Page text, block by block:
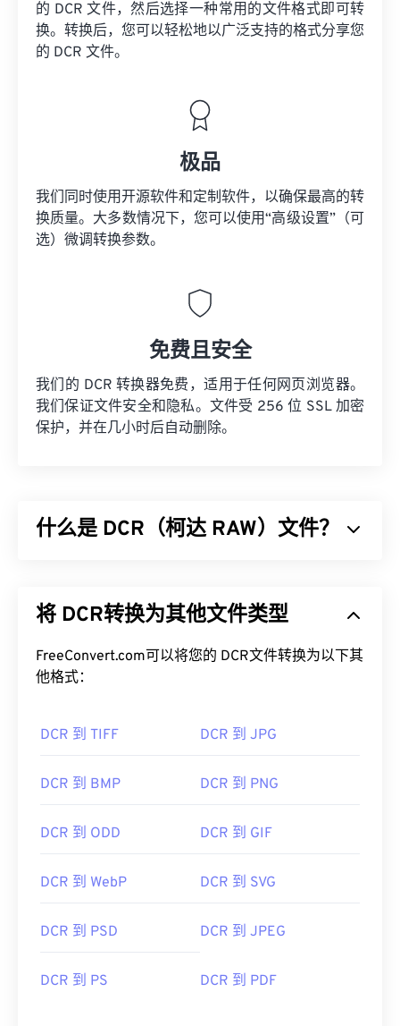
的 DCR 文件，然后选择一种常用的文件格式即可转
换。转换后，您可以轻松地以广泛支持的格式分享您
的 DCR 文件。
极品
我们同时使用开源软件和定制软件，以确保最高的转
换质量。大多数情况下，您可以使用“高级设置”（可
选）微调转换参数。
免费且安全
我们的 DCR 转换器免费，适用于任何网页浏览器。
我们保证文件安全和隐私。文件受 256 位 SSL 加密
保护，并在几小时后自动删除。
什么是 DCR（柯达 RAW）文件？
(DCS)系列相机，并附带专用软件。虽然柯达于
仍然支持 DCR 格式。
DCR 可以通过柯达的旧版软件Kodak Photodesk
是，柯达已停止了该软件程序的开发。目前，打开
Adob​​e Photoshop
个平台上运行。由于 DCR 是原始位图文件，因此可
首次发行：
将 DCR转换为其他文件类型
FreeConvert.com可以将您的 DCR文件转换为以下其
他格式：
DCR 到 TIFF DCR 到 JPG
DCR 到 BMP DCR 到 PNG
DCR 到 ODD DCR 到 GIF
DCR 到 WebP DCR 到 SVG
DCR 到 PSD DCR 到 JPEG
DCR 到 PS DCR 到 PDF